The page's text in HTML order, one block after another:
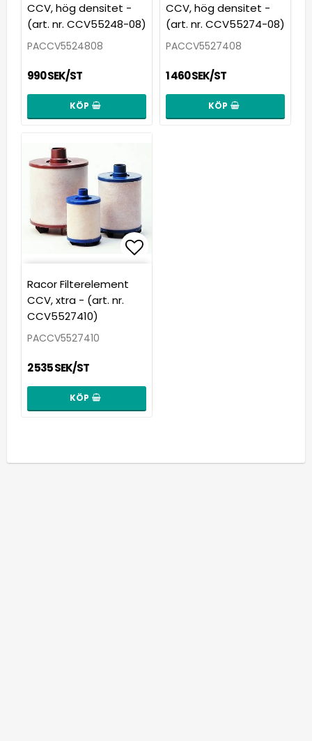
CCV, hög densitet -
(art. nr. CCV55248-08)
PACCV5524808
990 SEK/ST
KÖP
CCV, hög densitet -
(art. nr. CCV55274-08)
PACCV5527408
1 460 SEK/ST
KÖP
Lägg till i
Racor Filterelement
CCV, xtra - (art. nr.
CCV5527410)
PACCV5527410
2 535 SEK/ST
KÖP